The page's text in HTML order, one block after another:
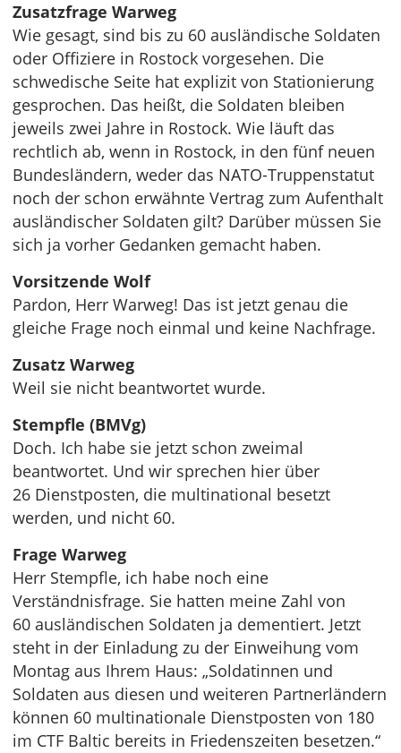
Zusatzfrage Warweg
Wie gesagt, sind bis zu 60 ausländische Soldaten
oder Offiziere in Rostock vorgesehen. Die
schwedische Seite hat explizit von Stationierung
gesprochen. Das heißt, die Soldaten bleiben
jeweils zwei Jahre in Rostock. Wie läuft das
rechtlich ab, wenn in Rostock, in den fünf neuen
Bundesländern, weder das NATO-Truppenstatut
noch der schon erwähnte Vertrag zum Aufenthalt
ausländischer Soldaten gilt? Darüber müssen Sie
sich ja vorher Gedanken gemacht haben.
Vorsitzende Wolf
Pardon, Herr Warweg! Das ist jetzt genau die
gleiche Frage noch einmal und keine Nachfrage.
Zusatz Warweg
Weil sie nicht beantwortet wurde.
Stempfle (BMVg)
Doch. Ich habe sie jetzt schon zweimal
beantwortet. Und wir sprechen hier über
26 Dienstposten, die multinational besetzt
werden, und nicht 60.
Frage Warweg
Herr Stempfle, ich habe noch eine
Verständnisfrage. Sie hatten meine Zahl von
60 ausländischen Soldaten ja dementiert. Jetzt
steht in der Einladung zu der Einweihung vom
Montag aus Ihrem Haus: „Soldatinnen und
Soldaten aus diesen und weiteren Partnerländern
können 60 multinationale Dienstposten von 180
im CTF Baltic bereits in Friedenszeiten besetzen.“